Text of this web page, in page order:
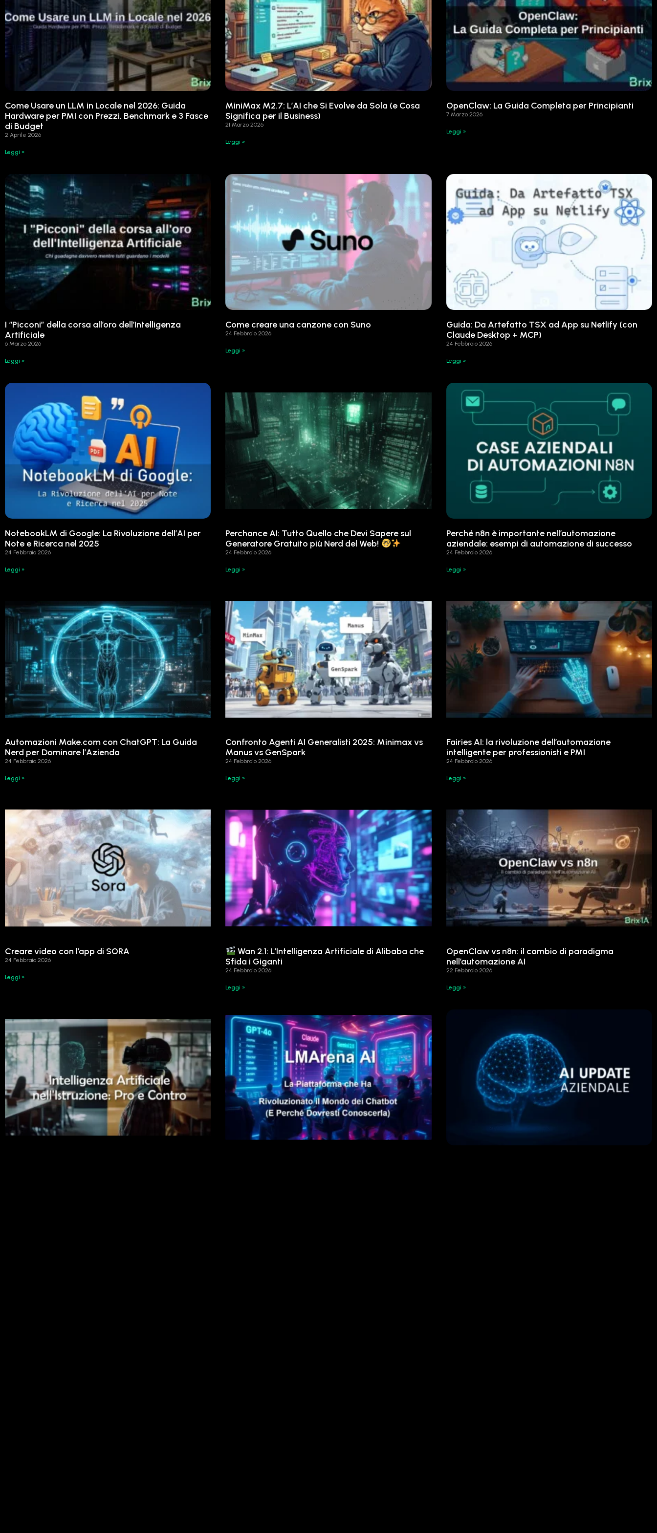
Come Usare un LLM in Locale nel 2026: Guida
Hardware per PMI con Prezzi, Benchmark e 3 Fasce
di Budget
2 Aprile 2026
Leggi »
MiniMax M2.7: L’AI che Si Evolve da Sola (e Cosa
Significa per il Business)
21 Marzo 2026
Leggi »
OpenClaw: La Guida Completa per Principianti
7 Marzo 2026
Leggi »
I “Picconi” della corsa all’oro dell’Intelligenza
Artificiale
6 Marzo 2026
Leggi »
Come creare una canzone con Suno
24 Febbraio 2026
Leggi »
Guida: Da Artefatto TSX ad App su Netlify (con
Claude Desktop + MCP)
24 Febbraio 2026
Leggi »
NotebookLM di Google: La Rivoluzione dell’AI per
Note e Ricerca nel 2025
24 Febbraio 2026
Leggi »
Perchance AI: Tutto Quello che Devi Sapere sul
Generatore Gratuito più Nerd del Web!
24 Febbraio 2026
Leggi »
Perché n8n è importante nell’automazione
aziendale: esempi di automazione di successo
24 Febbraio 2026
Leggi »
Automazioni Make.com con ChatGPT: La Guida
Nerd per Dominare l’Azienda
24 Febbraio 2026
Leggi »
Confronto Agenti AI Generalisti 2025: Minimax vs
Manus vs GenSpark
24 Febbraio 2026
Leggi »
Fairies AI: la rivoluzione dell’automazione
intelligente per professionisti e PMI
24 Febbraio 2026
Leggi »
Creare video con l’app di SORA
24 Febbraio 2026
Leggi »
Wan 2.1: L’Intelligenza Artificiale di Alibaba che
Sfida i Giganti
24 Febbraio 2026
Leggi »
OpenClaw vs n8n: il cambio di paradigma
nell’automazione AI
22 Febbraio 2026
Leggi »